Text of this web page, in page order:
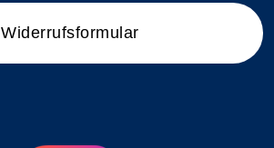
Widerrufsformular